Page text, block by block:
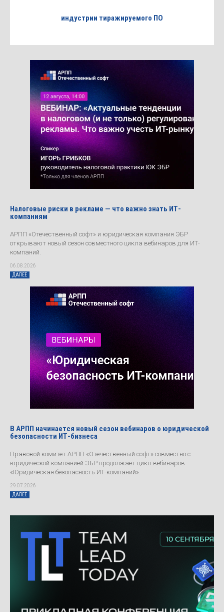
индустрии тиражируемого ПО
Налоговые риски в рекламе — что важно знать ИТ-
компаниям
АРПП «Отечественный софт» и юридическая компания ЭБР
открывают новый сезон совместного цикла вебинаров для ИТ-
компаний.
06.08.2026
ДАЛЕЕ
В АРПП начинается новый сезон вебинаров о юридической
безопасности ИТ-бизнеса
Правовой комитет АРПП «Отечественный софт» совместно с
юридической компанией ЭБР продолжает цикл вебинаров
«Юридическая безопасность ИТ-компаний».
29.07.2026
ДАЛЕЕ